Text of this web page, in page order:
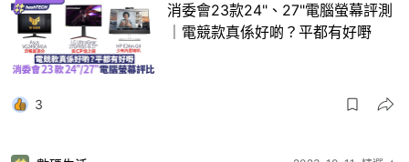
消委會23款24"、27"電腦螢幕評測
｜電競款真係好啲？平都有好嘢
3